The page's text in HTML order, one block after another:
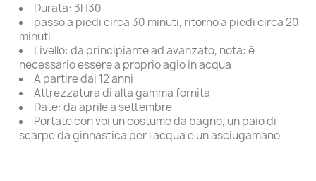
Durata: 3H30
passo a piedi circa 30 minuti, ritorno a piedi circa 20
minuti
Livello: da principiante ad avanzato, nota: è
necessario essere a proprio agio in acqua
A partire dai 12 anni
Attrezzatura di alta gamma fornita
Date: da aprile a settembre
Portate con voi un costume da bagno, un paio di
scarpe da ginnastica per l'acqua e un asciugamano.